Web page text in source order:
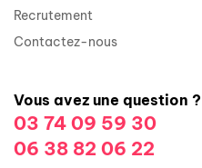
Recrutement
Contactez-nous
Vous avez une question
03 74 09 59 30
06 38 82 06 22